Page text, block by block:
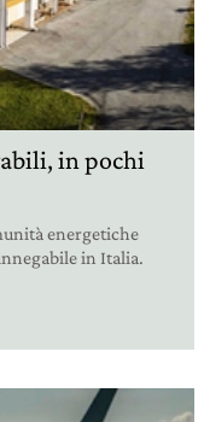
in pochi
energetiche
in Italia.